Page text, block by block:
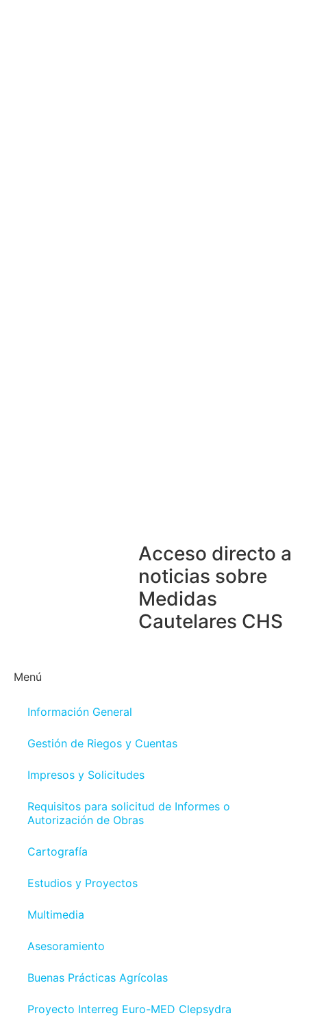
Acceso directo a
noticias sobre
Medidas
Cautelares CHS
Menú
Información General
Gestión de Riegos y Cuentas
Impresos y Solicitudes
Requisitos para solicitud de Informes o
Autorización de Obras
Cartografía
Estudios y Proyectos
Multimedia
Asesoramiento
Buenas Prácticas Agrícolas
Proyecto Interreg Euro-MED Clepsydra